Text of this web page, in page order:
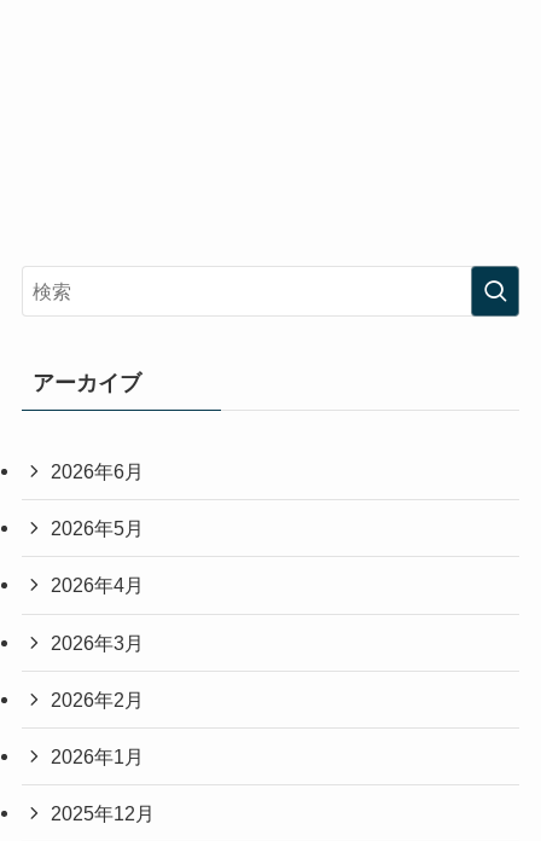
アーカイブ
2026年6月
2026年5月
2026年4月
2026年3月
2026年2月
2026年1月
2025年12月